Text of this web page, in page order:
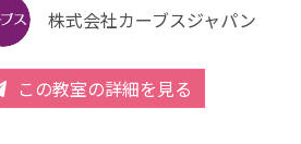
株式会社カーブスジャパン
この教室の詳細を見る